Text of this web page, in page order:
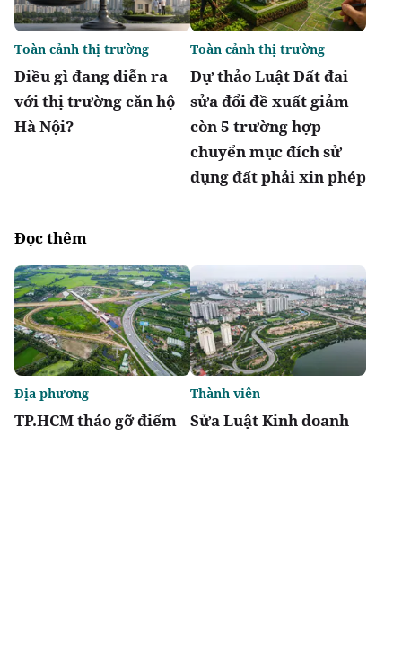
Điều gì đang diễn ra
với thị trường căn hộ
Hà Nội?
Toàn cảnh thị trường
Dự thảo Luật Đất đai
sửa đổi đề xuất giảm
còn 5 trường hợp
chuyển mục đích sử
dụng đất phải xin phép
Toàn cảnh thị trường
Đọc thêm
TP.HCM tháo gỡ điểm
Địa phương
Sửa Luật Kinh doanh
Thành viên